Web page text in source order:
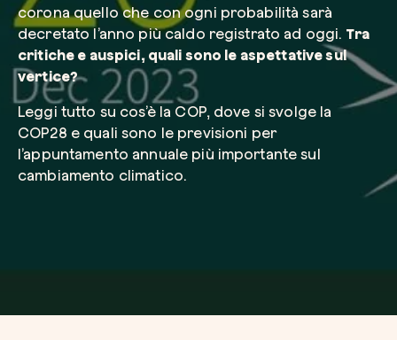
corona quello che con ogni probabilità sarà
decretato l’anno più caldo registrato ad oggi. Tra
critiche e auspici, quali sono le aspettative sul
vertice?
Leggi tutto su cos’è la COP, dove si svolge la
COP28 e quali sono le previsioni per
l’appuntamento annuale più importante sul
cambiamento climatico.
Crea la tua foresta
Pianta una foresta in un’area del mondo a
Azienda*
Servizio di interesse